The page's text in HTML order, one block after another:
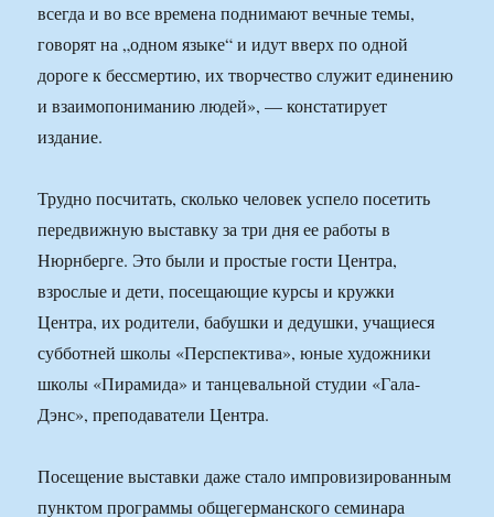
всегда и во все времена поднимают вечные темы,
говорят на „одном языке“ и идут вверх по одной
дороге к бессмертию, их творчество служит единению
и взаимопониманию людей», — констатирует
издание.
Трудно посчитать, сколько человек успело посетить
передвижную выставку за три дня ее работы в
Нюрнберге. Это были и простые гости Центра,
взрослые и дети, посещающие курсы и кружки
Центра, их родители, бабушки и дедушки, учащиеся
субботней школы «Перспектива», юные художники
школы «Пирамида» и танцевальной студии «Гала-
Дэнс», преподаватели Центра.
Посещение выставки даже стало импровизированным
пунктом программы общегерманского семинара